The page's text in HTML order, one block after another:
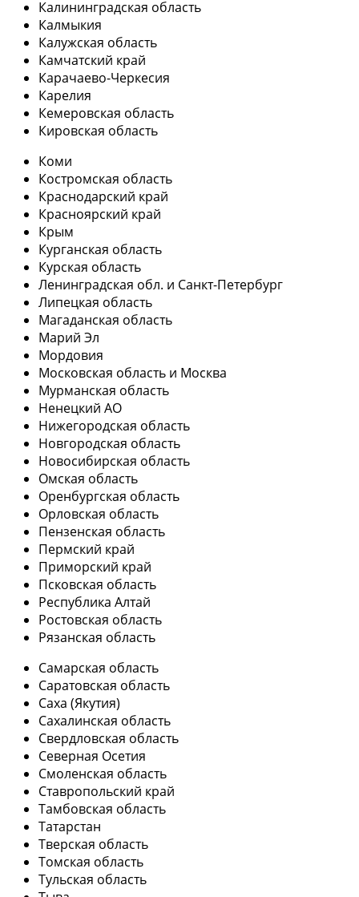
Калининградская область
Калмыкия
Калужская область
Камчатский край
Карачаево-Черкесия
Карелия
Кемеровская область
Кировская область
Коми
Костромская область
Краснодарский край
Красноярский край
Крым
Курганская область
Курская область
Ленинградская обл. и Санкт-Петербург
Липецкая область
Магаданская область
Марий Эл
Мордовия
Московская область и Москва
Мурманская область
Ненецкий АО
Нижегородская область
Новгородская область
Новосибирская область
Омская область
Оренбургская область
Орловская область
Пензенская область
Пермский край
Приморский край
Псковская область
Республика Алтай
Ростовская область
Рязанская область
Самарская область
Саратовская область
Саха (Якутия)
Сахалинская область
Свердловская область
Северная Осетия
Смоленская область
Ставропольский край
Тамбовская область
Татарстан
Тверская область
Томская область
Тульская область